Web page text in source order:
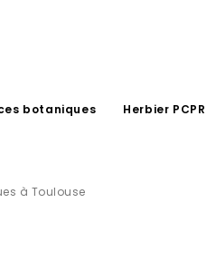
botaniques Herbier PCPR
à Toulouse